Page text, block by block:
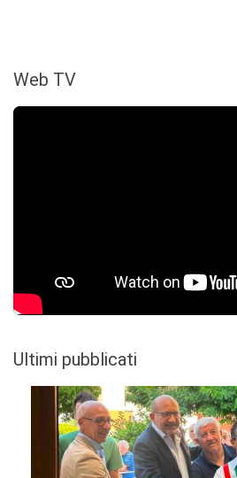
Web TV
Ultimi pubblicati